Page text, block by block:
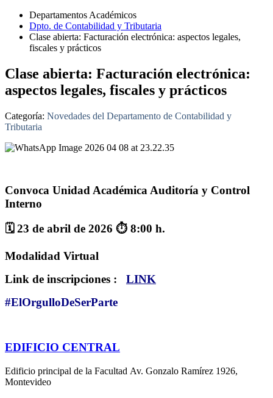
Departamentos Académicos
Dpto. de Contabilidad y Tributaria
Clase abierta: Facturación electrónica: aspectos legales,
fiscales y prácticos
Clase abierta: Facturación electrónica:
aspectos legales, fiscales y prácticos
Categoría: Novedades del Departamento de Contabilidad y
Tributaria
Convoca Unidad Académica Auditoría y Control
Interno
🗓 23 de abril de 2026 ⏱️ 8:00 h.
Modalidad Virtual
Link de inscripciones :
LINK
#ElOrgulloDeSerParte
EDIFICIO CENTRAL
Edificio principal de la Facultad Av. Gonzalo Ramírez 1926,
Montevideo